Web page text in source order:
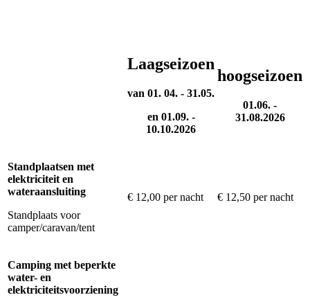
Laagseizoen
van 01. 04. - 31.05.
en 01.09. -
10.10.2026
hoogseizoen
01.06. -
31.08.2026
Standplaatsen met
elektriciteit en
wateraansluiting
Standplaats voor
camper/caravan/tent
€ 12,00 per nacht € 12,50 per nacht
Camping met beperkte
water- en
elektriciteitsvoorziening